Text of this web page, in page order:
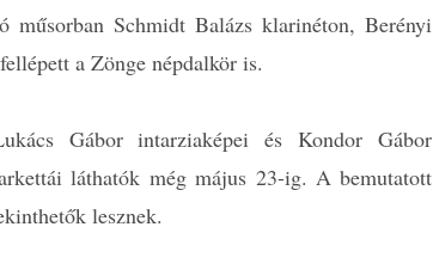
Schmidt Balázs klarinéton, Berényi
a Zönge népdalkör is.
Gábor intarziaképei és Kondor Gábor
láthatók még május 23-ig. A bemutatott
lesznek.